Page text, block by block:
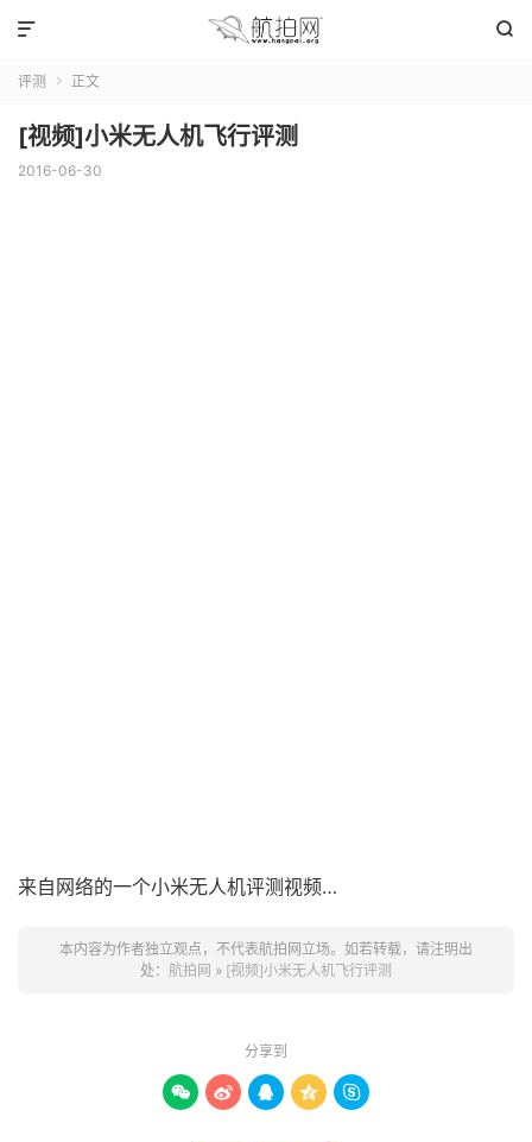


评测  正文
[视频]小米无人机飞行评测
2016-06-30
来自网络的一个小米无人机评测视频…
本内容为作者独立观点，不代表航拍网立场。如若转载，请注明出
处： 航拍网 » [视频]小米无人机飞行评测
分享到
    